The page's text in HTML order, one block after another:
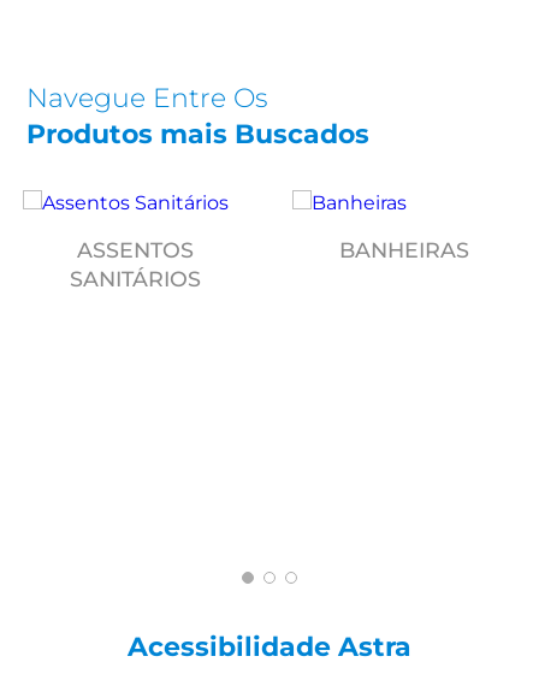
Navegue Entre Os
Produtos mais Buscados
ASSENTOS
SANITÁRIOS
BANHEIRAS
Acessibilidade Astra